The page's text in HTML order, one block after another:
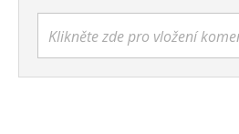
Klikněte zde pro vložení